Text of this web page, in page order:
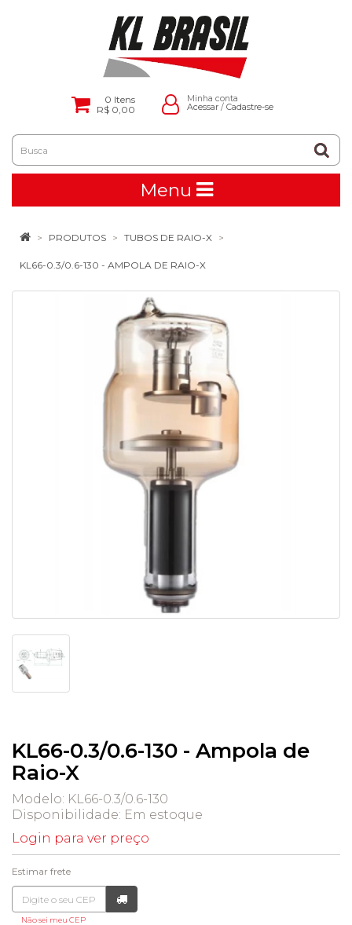
0 Itens
R$ 0,00
Minha conta
Acessar/ Cadastre-se
Menu
PRODUTOS TUBOS DE RAIO-X
KL66-0.3/0.6-130 - AMPOLA DE RAIO-X
KL66-0.3/0.6-130 - Ampola de
Raio-X
Modelo: KL66-0.3/0.6-130
Disponibilidade: Em estoque
Login para ver preço
Estimar frete
Não sei meu CEP